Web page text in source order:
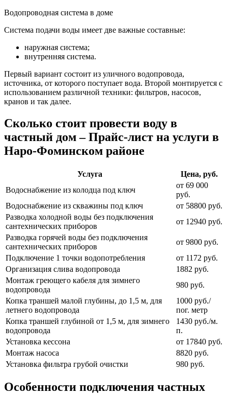
Водопроводная система в доме
Система подачи воды имеет две важные составные:
наружная система;
внутренняя система.
Первый вариант состоит из уличного водопровода,
источника, от которого поступает вода. Второй монтируется с
использованием различной техники: фильтров, насосов,
кранов и так далее.
Сколько стоит провести воду в
частный дом – Прайс-лист на услуги в
Наро-Фоминском районе
Услуга
Цена, руб.
Водоснабжение из колодца под ключ
от 69 000
руб.
Водоснабжение из скважины под ключ
от 58800 руб.
Разводка холодной воды без подключения
сантехнических приборов
от 12940 руб.
Разводка горячей воды без подключения
сантехнических приборов
от 9800 руб.
Подключение 1 точки водопотребления
от 1172 руб.
Организация слива водопровода
1882 руб.
Монтаж греющего кабеля для зимнего
водопровода
980 руб.
Копка траншей малой глубины, до 1,5 м, для
летнего водопровода
1000 руб./
пог. метр
Копка траншей глубиной от 1,5 м, для зимнего
водопровода
1430 руб./м.
п.
Установка кессона
от 17840 руб.
Монтаж насоса
8820 руб.
Установка фильтра грубой очистки
980 руб.
Особенности подключения частных